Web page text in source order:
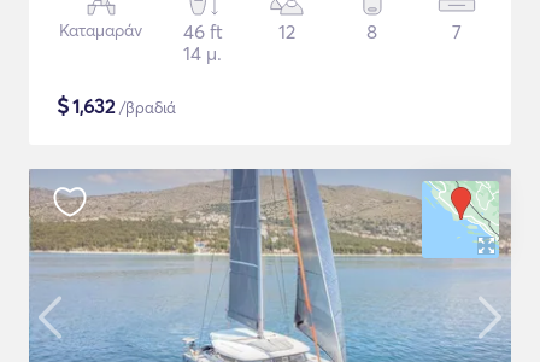
Καταμαράν
46 ft
14 μ.
12 8 7
$1,632/βραδιά